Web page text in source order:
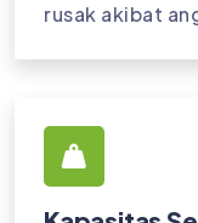
rusak akibat